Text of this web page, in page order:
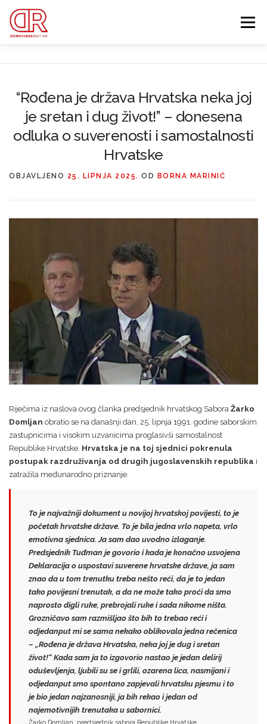
sadržaj
Izbornik
IZDVOJENE KATEGORIJE O MENI MEMBERSHIP
“Rođena je država Hrvatska neka joj
je sretan i dug život!” – donesena
odluka o suverenosti i samostalnosti
Hrvatske
OBJAVLJENO 25. LIPNJA 2025. OD BORNA MARINIĆ
Riječima iz naslova ovog članka predsjednik hrvatskog Sabora Žarko
Domljan obratio se na današnji dan, 25. lipnja 1991. godine saborskim
zastupnicima i visokim uzvanicima proglasivši samostalnost
Republike Hrvatske. Hrvatska je na toj sjednici pokrenula
postupak razdruživanja od drugih jugoslavenskih republika i
zatražila međunarodno priznanje.
To je najvažniji dokument u novijoj hrvatskoj povijesti, to je
početak hrvatske države. To je bila jedna vrlo napeta, vrlo
emotivna sjednica. Ja sam dao uvodno izlaganje.
Predsjednik Tuđman je govorio i kada je konačno usvojena
Deklaracija o uspostavi suverene hrvatske države, ja sam
znao da u tom trenutku treba nešto reći, da je to jedan
tako povijesni trenutak, a da ne može tako proći da smo
naprosto digli ruke, prebrojali ruke i sada nikome ništa.
Grozničavo sam razmišljao što bih to trebao reći i
odjedanput mi se sama nekako oblikovala jedna rečenica
– „Rođena je država Hrvatska, neka joj je dug i sretan
život!“ Kada sam ja to izgovorio nastao je jedan delirij
oduševljenja, ljubili su se i grlili, ozarena lica, nasmijani i
odjedanput smo spontano zapjevali hrvatsku pjesmu i to
je bio jedan najzanosniji, ja bih rekao ijedan od
najemotivnijih trenutaka u sabornici.
Žarko Domljan, predsjednik sabora Republike Hrvatske